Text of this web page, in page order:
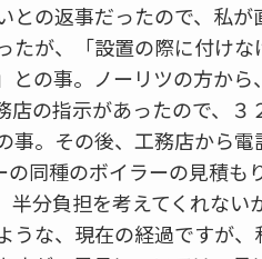
の返事だったので、私が
たが、「設置の際に付け
の事。ノーリツの方か
の指示があったので、３
事。その後、工務店から
同種のボイラーの見積
分負担を考えてくれな
な、現在の経過ですが